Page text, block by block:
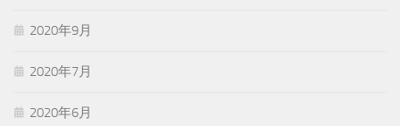
2020年9月
2020年7月
2020年6月